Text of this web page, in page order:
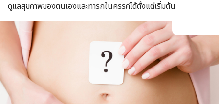
ดูแลสุขภาพของตนเองและทารกในครรภ์ได้ตั้งแต่เริ่มต้น